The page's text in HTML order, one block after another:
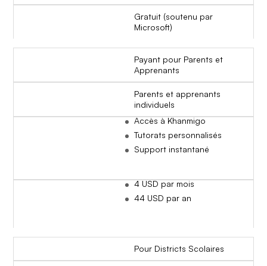
Gratuit (soutenu par
Microsoft)
Payant pour Parents et
Apprenants
Parents et apprenants
individuels
Accès à Khanmigo
Tutorats personnalisés
Support instantané
4 USD par mois
44 USD par an
Pour Districts Scolaires